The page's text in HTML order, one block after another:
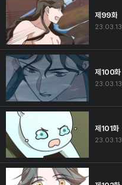
제99화
23.03.13
제100화
23.03.13
제101화
23.03.13